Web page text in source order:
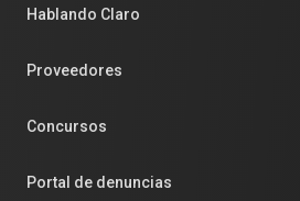
Hablando Claro
Proveedores
Concursos
Portal de denuncias